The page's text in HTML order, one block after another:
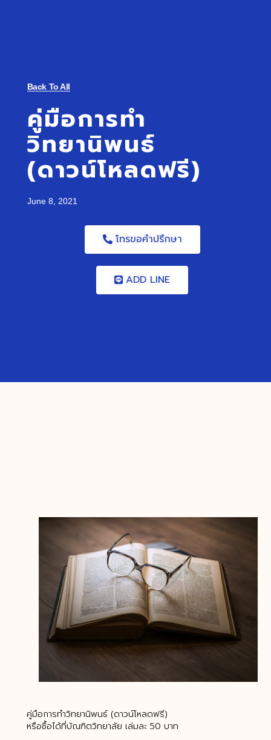
Back To All
คู่มือการทำ
วิทยานิพนธ์
(ดาวน์โหลดฟรี)
June 8, 2021
โทรขอคำปรึกษา
ADD LINE
คู่มือการทำวิทยานิพนธ์ (ดาวน์โหลดฟรี)
หรือซื้อได้ที่บัณฑิตวิทยาลัย เล่มละ 50 บาท